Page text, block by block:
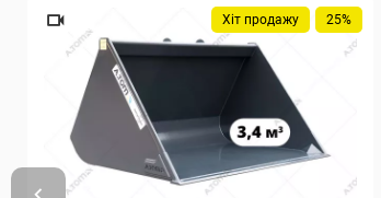
Хіт продажу 25%